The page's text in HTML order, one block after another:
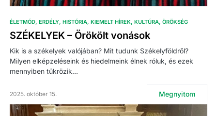
ÉLETMÓD ERDÉLY HISTÓRIA KIEMELT HÍREK KULTÚRA ÖRÖKSÉG
SZÉKELYEK – Örökölt vonások
Kik is a székelyek valójában? Mit tudunk Székelyföldről?
Milyen elképzeléseink és hiedelmeink élnek róluk, és ezek
mennyiben tükrözik…
2025. október 15. Megnyitom